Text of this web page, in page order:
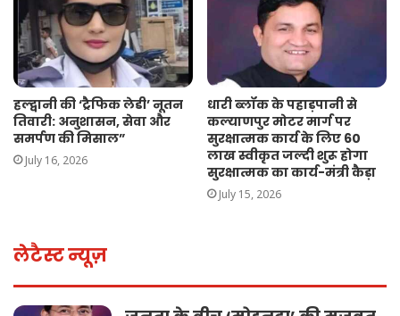
हल्द्वानी की ‘ट्रैफिक लेडी’ नूतन
तिवारी: अनुशासन, सेवा और
समर्पण की मिसाल”
July 16, 2026
धारी ब्लॉक के पहाड़पानी से
कल्याणपुर मोटर मार्ग पर
सुरक्षात्मक कार्य के लिए 60
लाख स्वीकृत जल्दी शुरू होगा
सुरक्षात्मक का कार्य-मंत्री कैड़ा
July 15, 2026
लेटैस्ट न्यूज़